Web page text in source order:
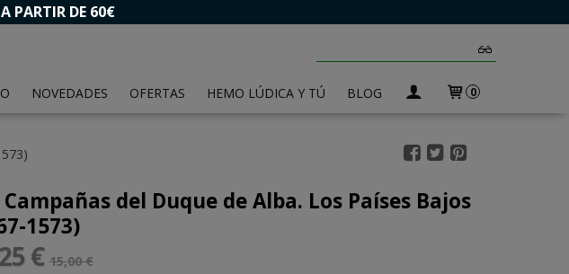
PARTIR DE 60€
NOVEDADES OFERTAS HEMO LÚDICA Y TÚ BLOG 0
Campañas del Duque de Alba. Los Países Bajos
1573)
€ 15,00 €